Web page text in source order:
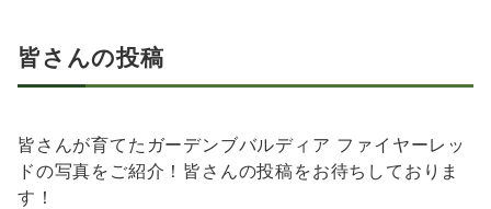
皆さんの投稿
皆さんが育てたガーデンブバルディア ファイヤーレッ
ドの写真をご紹介！皆さんの投稿をお待ちしておりま
す！